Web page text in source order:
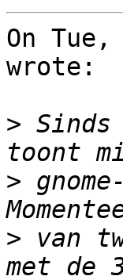
On Tue,
wrote:
>
>
> van